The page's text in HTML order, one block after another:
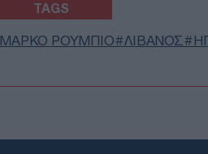
TAGS
ΜΑΡΚΟ ΡΟΥΜΠΙΟ ΛΙΒΑΝΟΣ